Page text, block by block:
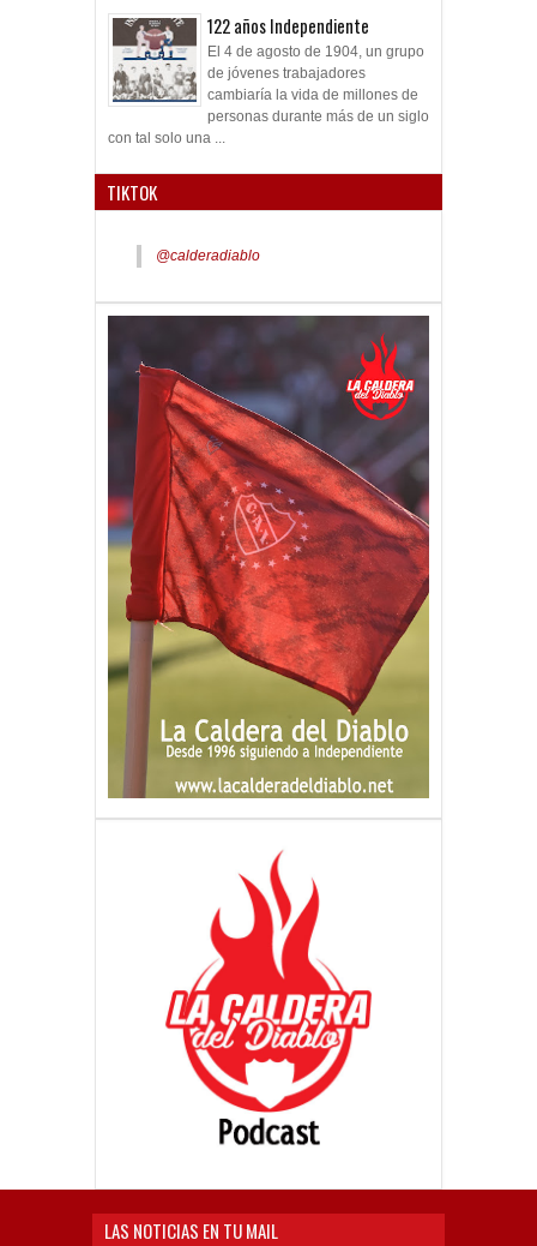
122 años Independiente
El 4 de agosto de 1904, un grupo
de jóvenes trabajadores
cambiaría la vida de millones de
personas durante más de un siglo
con tal solo una ...
TIKTOK
@calderadiablo
LAS NOTICIAS EN TU MAIL